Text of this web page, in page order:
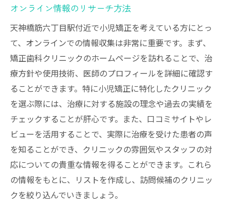
オンライン情報のリサーチ方法
天神橋筋六丁目駅付近で小児矯正を考えている方にとっ
て、オンラインでの情報収集は非常に重要です。まず、
矯正歯科クリニックのホームページを訪れることで、治
療方針や使用技術、医師のプロフィールを詳細に確認す
ることができます。特に小児矯正に特化したクリニック
を選ぶ際には、治療に対する施設の理念や過去の実績を
チェックすることが肝心です。また、口コミサイトやレ
ビューを活用することで、実際に治療を受けた患者の声
を知ることができ、クリニックの雰囲気やスタッフの対
応についての貴重な情報を得ることができます。これら
の情報をもとに、リストを作成し、訪問候補のクリニッ
クを絞り込んでいきましょう。